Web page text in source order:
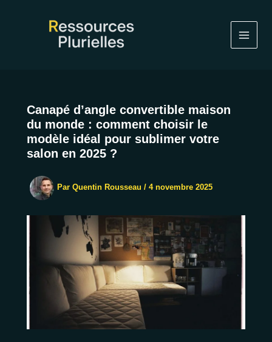
Canapé d’angle convertible maison
du monde : comment choisir le
modèle idéal pour sublimer votre
salon en 2025 ?
Par Quentin Rousseau / 4 novembre 2025